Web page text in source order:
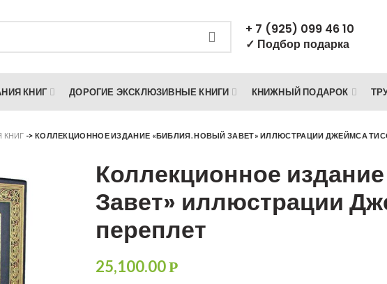
+ 7 (925) 099 46 10
✓ Подбор подарка
КНИГ ДОРОГИЕ ЭКСКЛЮЗИВНЫЕ КНИГИ КНИЖНЫЙ ПОДАРОК
КНИГ -> КОЛЛЕКЦИОННОЕ ИЗДАНИЕ «БИБЛИЯ. НОВЫЙ ЗАВЕТ» ИЛЛЮСТРАЦИИ ДЖЕЙМСА
Коллекционное
Завет» иллюстрации
переплет
25,100.00Р